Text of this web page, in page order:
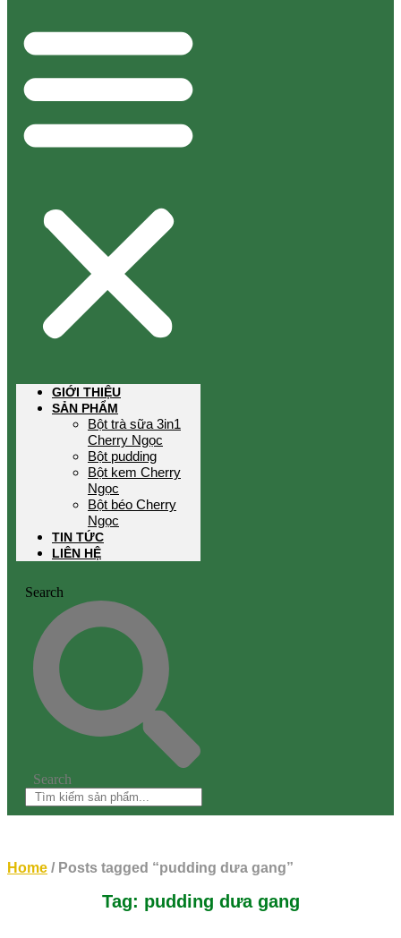
GIỚI THIỆU
SẢN PHẨM
Bột trà sữa 3in1
Cherry Ngọc
Bột pudding
Bột kem Cherry
Ngọc
Bột béo Cherry
Ngọc
TIN TỨC
LIÊN HỆ
Search
Search
Home / Posts tagged “pudding dưa gang”
Tag: pudding dưa gang